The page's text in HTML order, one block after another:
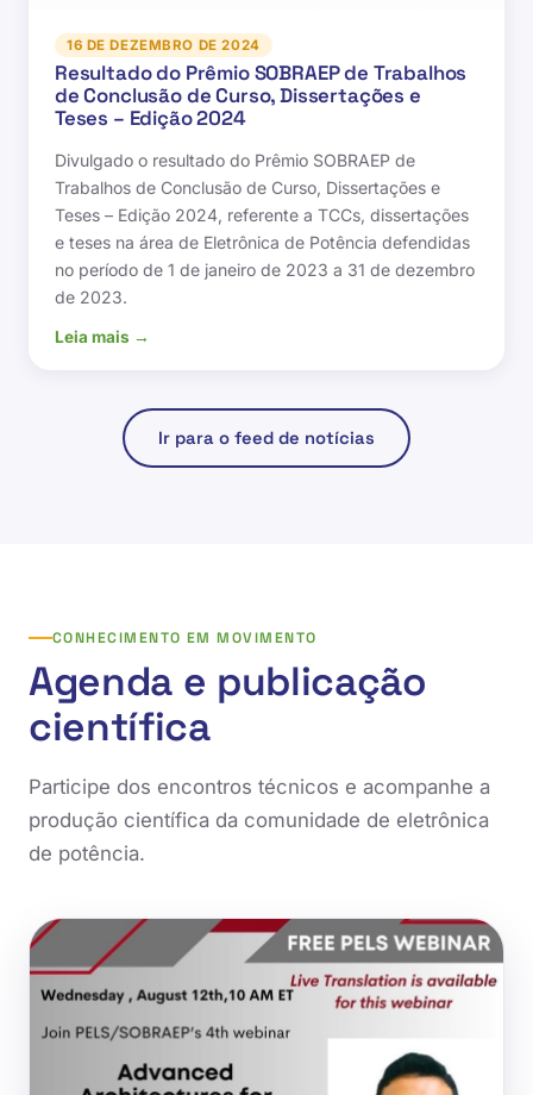
16 DE DEZEMBRO DE 2024
Resultado do Prêmio SOBRAEP de Trabalhos
de Conclusão de Curso, Dissertações e
Teses – Edição 2024
Divulgado o resultado do Prêmio SOBRAEP de
Trabalhos de Conclusão de Curso, Dissertações e
Teses – Edição 2024, referente a TCCs, dissertações
e teses na área de Eletrônica de Potência defendidas
no período de 1 de janeiro de 2023 a 31 de dezembro
de 2023.
Leia mais →
Ir para o feed de notícias
CONHECIMENTO EM MOVIMENTO
Agenda e publicação
científica
Participe dos encontros técnicos e acompanhe a
produção científica da comunidade de eletrônica
de potência.